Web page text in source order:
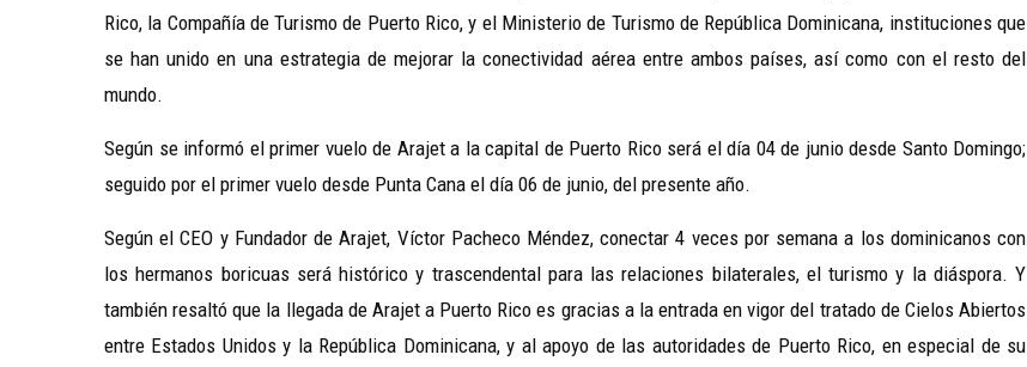
Rico, la Compañía de Turismo de Puerto Rico, y el Ministerio de Turismo de República Dominicana, instituciones que
se han unido en una estrategia de mejorar la conectividad aérea entre ambos países, así como con el resto del
mundo.
Según se informó el primer vuelo de Arajet a la capital de Puerto Rico será el día 04 de junio desde Santo Domingo;
seguido por el primer vuelo desde Punta Cana el día 06 de junio, del presente año.
Según el CEO y Fundador de Arajet, Víctor Pacheco Méndez, conectar 4 veces por semana a los dominicanos con
los hermanos boricuas será histórico y trascendental para las relaciones bilaterales, el turismo y la diáspora. Y
también resaltó que la llegada de Arajet a Puerto Rico es gracias a la entrada en vigor del tratado de Cielos Abiertos
entre Estados Unidos y la República Dominicana, y al apoyo de las autoridades de Puerto Rico, en especial de su